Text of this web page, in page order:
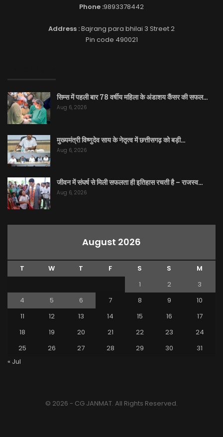
Phone :9893378442
Address :Bajrang para bhilai 3 Street 2
Pin code 490021
सिम्स में पहली बार 78 वर्षीय महिला के अंडाशय कैंसर की सफल…
Aug 6, 2026
मुख्यमंत्री विष्णुदेव साय के नेतृत्व में छत्तीसगढ़ को बड़ी…
Aug 6, 2026
जीवन में संघर्ष से मिली सफलता ही इतिहास रचती है – राजस्व…
Aug 6, 2026
August 2026
T W T F S S
M
1
2
3
4
5 6 7 8 9
10
11
12 13 14 15 16
17
18
19 20 21 22 23
24
25
26 27 28 29 30
31
« Jul
© 2026 - CG JANMAT. All Rights Reserved.